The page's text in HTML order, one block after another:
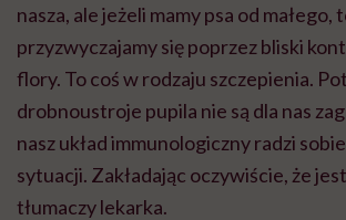
nasza, ale jeżeli mamy psa od małego,
przyzwyczajamy się poprzez bliski
flory. To coś w rodzaju szczepienia.
drobnoustroje pupila nie są dla nas
nasz układ immunologiczny radzi
sytuacji. Zakładając oczywiście, że
tłumaczy lekarka.